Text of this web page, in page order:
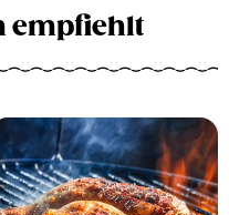
empfiehlt